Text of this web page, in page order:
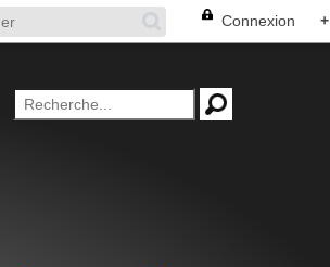
Connexion +